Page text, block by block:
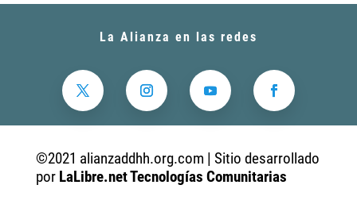
La Alianza en las redes
©2021 alianzaddhh.org.com | Sitio desarrollado
por LaLibre.net Tecnologías Comunitarias